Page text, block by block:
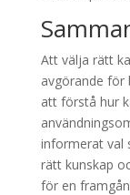
Att välja rätt
avgörande för
att förstå hur
informerat val
rätt kunskap
för en